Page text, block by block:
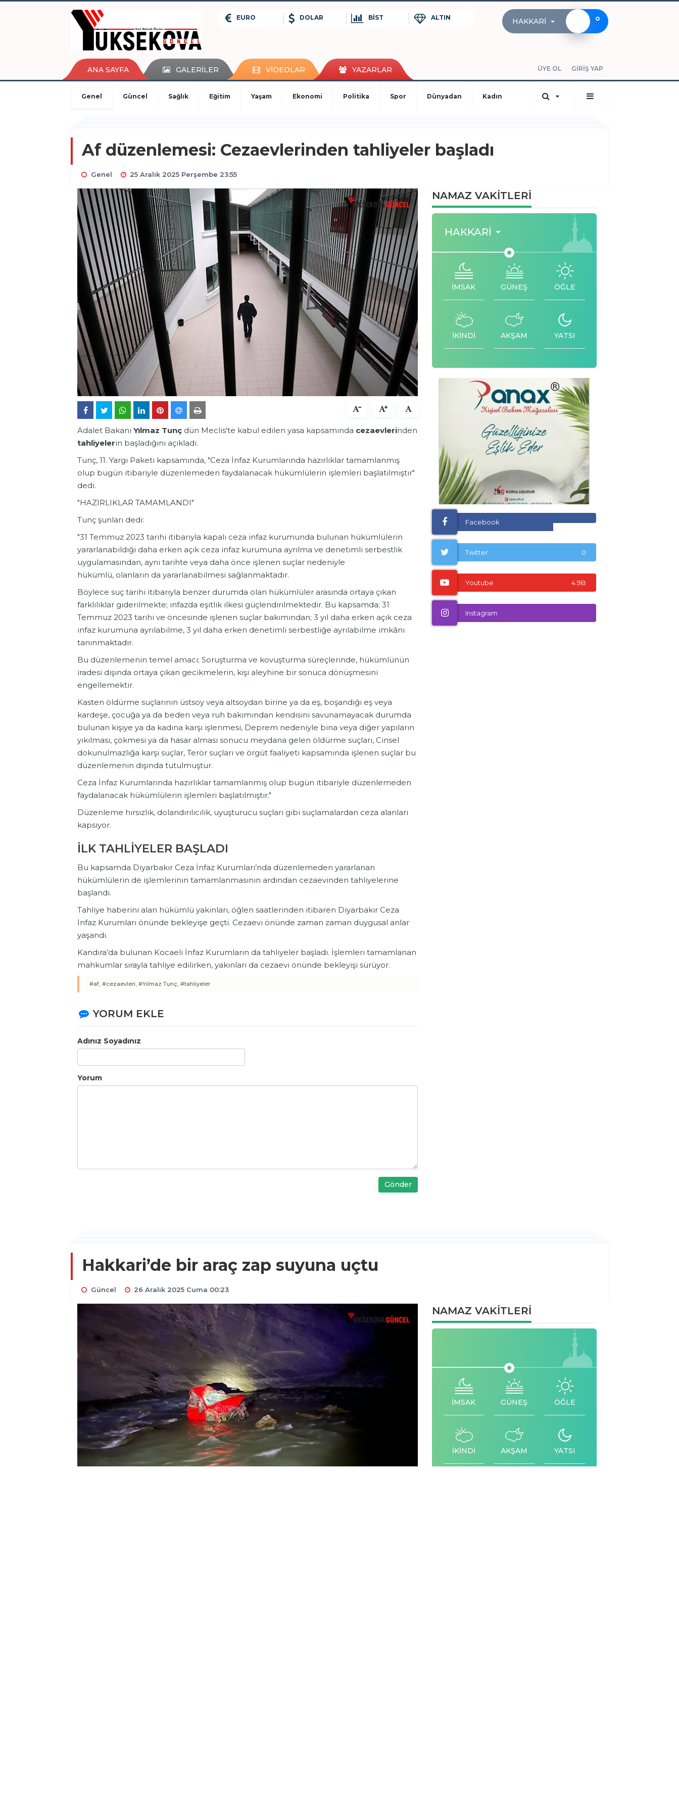
kaçak bahis
deneme bonusu veren siteler
EURO DOLAR BİST ALTIN HAKKARI °
ANA SAYFA GALERİLER VİDEOLAR YAZARLAR ÜYE OL GİRİŞ YAP
Genel Güncel Sağlık Eğitim Yaşam Ekonomi Politika Spor Dünyadan Kadın
Af düzenlemesi: Cezaevlerinden tahliyeler başladı
Genel 25 Aralık 2025 Perşembe 23:55
Adalet Bakanı Yılmaz Tunç dün Meclis'te kabul edilen yasa kapsamında cezaevlerinden
tahliyelerin başladığını açıkladı.
Tunç, 11. Yargı Paketi kapsamında, "Ceza İnfaz Kurumlarında hazırlıklar tamamlanmış
olup bugün itibariyle düzenlemeden faydalanacak hükümlülerin işlemleri başlatılmıştır"
dedi.
"HAZIRLIKLAR TAMAMLANDI"
Tunç şunları dedi:
"31 Temmuz 2023 tarihi itibarıyla kapalı ceza infaz kurumunda bulunan hükümlülerin
yararlanabildiği daha erken açık ceza infaz kurumuna ayrılma ve denetimli serbestlik
uygulamasından, aynı tarihte veya daha önce işlenen suçlar nedeniyle
hükümlü, olanların da yararlanabilmesi sağlanmaktadır.
Böylece suç tarihi itibarıyla benzer durumda olan hükümlüler arasında ortaya çıkan
farklılıklar giderilmekte; infazda eşitlik ilkesi güçlendirilmektedir. Bu kapsamda; 31
Temmuz 2023 tarihi ve öncesinde işlenen suçlar bakımından; 3 yıl daha erken açık ceza
infaz kurumuna ayrılabilme, 3 yıl daha erken denetimli serbestliğe ayrılabilme imkânı
tanınmaktadır.
Bu düzenlemenin temel amacı; Soruşturma ve kovuşturma süreçlerinde, hükümlünün
iradesi dışında ortaya çıkan gecikmelerin, kişi aleyhine bir sonuca dönüşmesini
engellemektir.
Kasten öldürme suçlarının üstsoy veya altsoydan birine ya da eş, boşandığı eş veya
kardeşe, çocuğa ya da beden veya ruh bakımından kendisini savunamayacak durumda
bulunan kişiye ya da kadına karşı işlenmesi, Deprem nedeniyle bina veya diğer yapıların
yıkılması, çökmesi ya da hasar alması sonucu meydana gelen öldürme suçları, Cinsel
dokunulmazlığa karşı suçlar, Terör suçları ve örgüt faaliyeti kapsamında işlenen suçlar bu
düzenlemenin dışında tutulmuştur.
Ceza İnfaz Kurumlarında hazırlıklar tamamlanmış olup bugün itibariyle düzenlemeden
faydalanacak hükümlülerin işlemleri başlatılmıştır."
Düzenleme hırsızlık, dolandırılıcılık, uyuşturucu suçları gibi suçlamalardan ceza alanları
kapsıyor.
İLK TAHLİYELER BAŞLADI
Bu kapsamda Diyarbakır Ceza İnfaz Kurumları’nda düzenlemeden yararlanan
hükümlülerin de işlemlerinin tamamlanmasının ardından cezaevinden tahliyelerine
başlandı.
Tahliye haberini alan hükümlü yakınları, öğlen saatlerinden itibaren Diyarbakır Ceza
İnfaz Kurumları önünde bekleyişe geçti. Cezaevi önünde zaman zaman duygusal anlar
yaşandı.
Kandıra’da bulunan Kocaeli İnfaz Kurumların da tahliyeler başladı. İşlemleri tamamlanan
mahkumlar sırayla tahliye edilirken, yakınları da cezaevi önünde bekleyişi sürüyor.
#af, #cezaevleri, #Yılmaz Tunç, #tahliyeler
YORUM EKLE
Adınız Soyadınız
Yorum
Gönder
NAMAZ VAKİTLERİ
HAKKARI
İMSAK GÜNEŞ ÖĞLE
İKİNDİ AKŞAM YATSI
Facebook
Twitter 0
Youtube 4.9B
Instagram
Hakkari’de bir araç zap suyuna uçtu
Güncel 26 Aralık 2025 Cuma 00:23
NAMAZ VAKİTLERİ
İMSAK GÜNEŞ ÖĞLE
İKİNDİ AKŞAM YATSI